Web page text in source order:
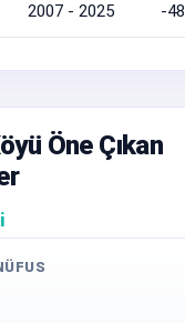
2007 - 2025 -48
Öne Çıkan